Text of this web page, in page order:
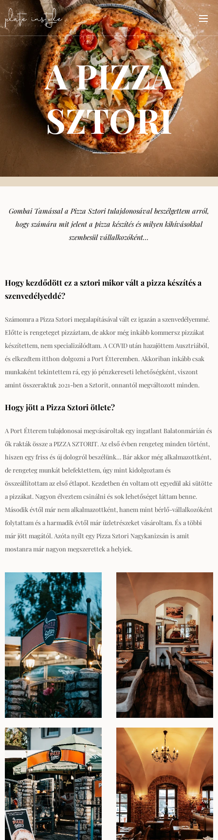
A PIZZA
SZTORI
Gombai Tamással a Pizza Sztori tulajdonosával beszélgettem arról,
hogy számára mit jelent a pizza készítés és milyen kihívásokkal
szembesül vállalkozóként...
Hogy kezdődött ez a sztori mikor vált a pizza készítés a
szenvedélyeddé?
Számomra a Pizza Sztori megalapításával vált ez igazán a szenvedélyemmé.
Előtte is rengeteget pizzáztam, de akkor még inkább kommersz pizzákat
készítettem, nem specializálódtam. A COVID után hazajöttem Ausztriából,
és elkezdtem itthon dolgozni a Port Étteremben. Akkoriban inkább csak
munkaként tekintettem rá, egy jó pénzkereseti lehetőségként, viszont
amint összeraktuk 2021-ben a Sztorit, onnantól megváltozott minden.
Hogy jött a Pizza Sztori ötlete?
A Port Étterem tulajdonosai megvásároltak egy ingatlant Balatonmárián és
ők rakták össze a PIZZA SZTORIT. Az első évben rengeteg minden történt,
hiszen egy friss és új dologról beszélünk… Bár akkor még alkalmazottként,
de rengeteg munkát belefektettem, úgy mint kidolgoztam és
összeállítottam az első étlapot. Kezdetben én voltam ott egyedül aki sütötte
a pizzákat. Nagyon élveztem csinálni és sok lehetőséget láttam benne.
Második évtől már nem alkalmazottként, hanem mint bérlő-vállalkozóként
folytattam és a harmadik évtől már üzletrészeket vásároltam. És a többi
már jött magától. Azóta nyílt egy Pizza Sztori Nagykanizsán is amit
mostanra már nagyon megszerettek a helyiek.